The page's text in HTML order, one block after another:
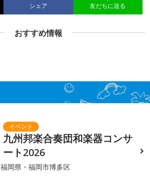
シェア 友だちに送る
おすすめ情報
九州邦楽合奏団和楽器コンサ
ート2026
福岡県・福岡市博多区